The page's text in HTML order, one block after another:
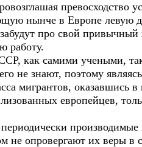
превосходство
нынче в Европе левую
про свой
работу.
как самими учеными,
не знают, поэтому
мигрантов,
европейцев,
производимые
не опровергают их веры в